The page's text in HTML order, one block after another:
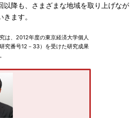
以降も、さまざまな地域を取り上げなが
ます。
は、2012年度の東京経済大学個人
究番号12－33）を受けた研究成果